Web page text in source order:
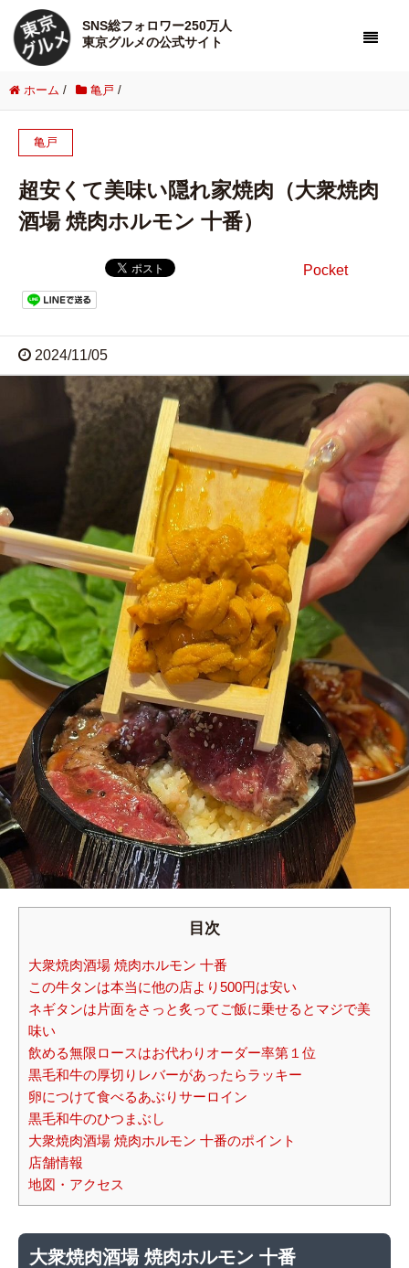
SNS総フォロワー250万人
東京グルメの公式サイト
ホーム / 亀戸 /
亀戸
超安くて美味い隠れ家焼肉（大衆焼肉
酒場 焼肉ホルモン 十番）
Pocket
2024/11/05
目次
大衆焼肉酒場 焼肉ホルモン 十番
この牛タンは本当に他の店より500円は安い
ネギタンは片面をさっと炙ってご飯に乗せるとマジで美
味い
飲める無限ロースはお代わりオーダー率第１位
黒毛和牛の厚切りレバーがあったらラッキー
卵につけて食べるあぶりサーロイン
黒毛和牛のひつまぶし
大衆焼肉酒場 焼肉ホルモン 十番のポイント
店舗情報
地図・アクセス
大衆焼肉酒場 焼肉ホルモン 十番